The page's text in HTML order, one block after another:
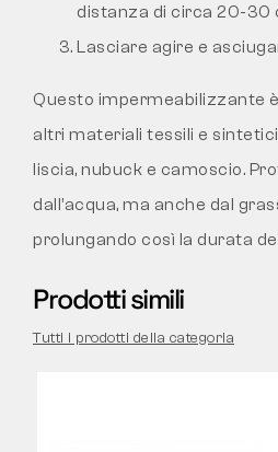
distanza di circa 20-30
Lasciare agire e
Questo impermeabilizzante
altri materiali tessili e
liscia, nubuck e camoscio.
dall’acqua, ma anche dal
prolungando così la durata
Prodotti simili
Tutti i prodotti della categoria